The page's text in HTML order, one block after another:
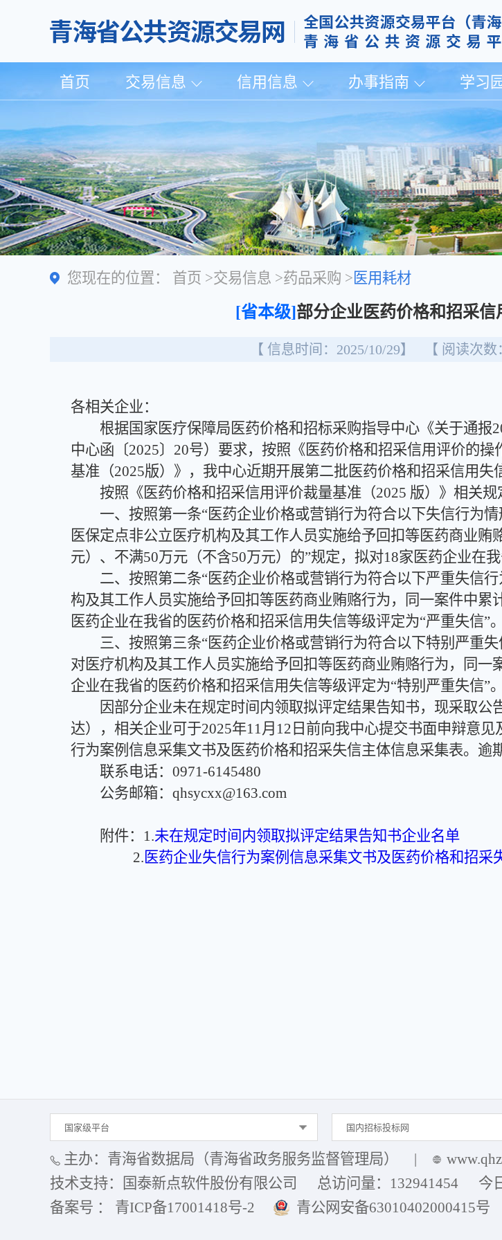
首页 交易信息 信用信息 办事指南 学习
您现在的位置： 首页 >交易信息 >药品采购 > 医用耗材
[省本级]部分企业医药价格和招采
【 信息时间：2025/10/29】 【 阅读次数
各相关企业：
根据国家医疗保障局医药价格和招标采购指导中心《关于通报
中心函〔2025〕20号）要求，按照《医药价格和招采信用评价的
基准（2025版）》，我中心近期开展第二批医药价格和招采信用失
按照《医药价格和招采信用评价裁量基准（2025 版）》相关规
一、按照第一条“医药企业价格或营销行为符合以下失信行为情
医保定点非公立医疗机构及其工作人员实施给予回扣等医药商业
元）、不满50万元（不含50万元）的”规定，拟对18家医药企业在
二、按照第二条“医药企业价格或营销行为符合以下严重失信行
构及其工作人员实施给予回扣等医药商业贿赂行为，同一案件中累
医药企业在我省的医药价格和招采信用失信等级评定为“严重失信”。
三、按照第三条“医药企业价格或营销行为符合以下特别严重失
对医疗机构及其工作人员实施给予回扣等医药商业贿赂行为，同一
企业在我省的医药价格和招采信用失信等级评定为“特别严重失信”。
因部分企业未在规定时间内领取拟评定结果告知书，现采取公
达），相关企业可于2025年11月12日前向我中心提交书面申辩意
行为案例信息采集文书及医药价格和招采失信主体信息采集表。逾
联系电话：0971-6145480
公务邮箱：qhsycxx@163.com
附件：1.未在规定时间内领取拟评定结果告知书企业名单
2. 医药企业失信行为案例信息采集文书及医药价格和招采
国家级平台 国内招标投标网
主办：青海省数据局（青海省政务服务监督管理局） |
技术支持：国泰新点软件股份有限公司
总访问量： 132941454 今
备案号 ： 青ICP备17001418号-2
青公网安备63010402000415号